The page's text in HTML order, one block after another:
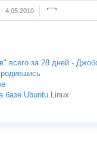
- 4.05.2010
всего за 28 дней -
базе Ubuntu Linux